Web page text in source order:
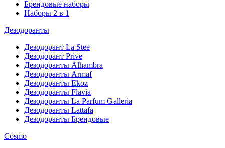
Брендовые наборы
Наборы 2 в 1
Дезодоранты
Дезодорант La Stee
Дезодорант Prive
Дезодоранты Alhambra
Дезодоранты Armaf
Дезодоранты Ekoz
Дезодоранты Flavia
Дезодоранты La Parfum Galleria
Дезодоранты Lattafa
Дезодоранты Брендовые
Cosmo